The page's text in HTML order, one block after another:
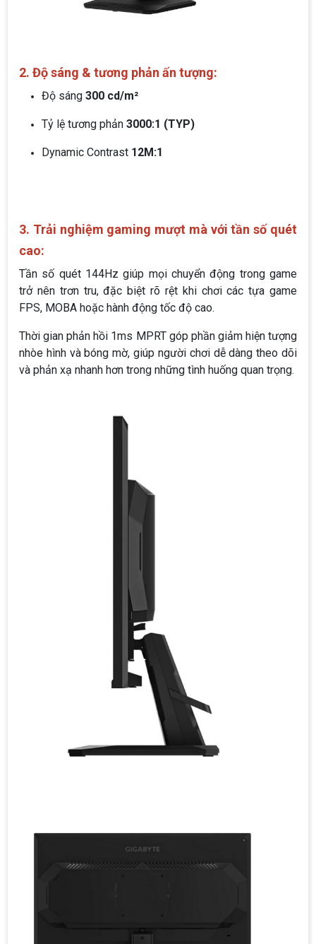
2. Độ sáng & tương phản ấn tượng:
Độ sáng 300 cd/m²
Tỷ lệ tương phản 3000:1 (TYP)
Dynamic Contrast 12M:1
3. Trải nghiệm gaming mượt mà với tần số quét
cao:
Tần số quét 144Hz giúp mọi chuyển động trong game
trở nên trơn tru, đặc biệt rõ rệt khi chơi các tựa game
FPS, MOBA hoặc hành động tốc độ cao.
Thời gian phản hồi 1ms MPRT góp phần giảm hiện tượng
nhòe hình và bóng mờ, giúp người chơi dễ dàng theo dõi
và phản xạ nhanh hơn trong những tình huống quan trọng.